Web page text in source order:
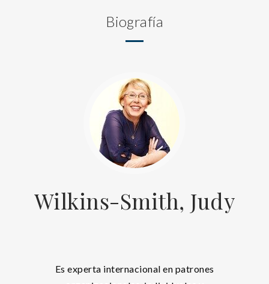
Biografía
Wilkins-Smith, Judy
Es experta internacional en patrones